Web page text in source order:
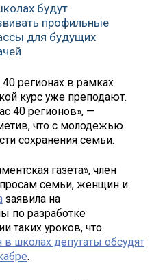
будут
профильные
для будущих
регионах в рамках
курс уже преподают.
40 регионов», —
что с молодежью
сохранения семьи.
газета», член
семьи, женщин и
заявила на
по разработке
таких уроков, что
школах депутаты обсудят
.